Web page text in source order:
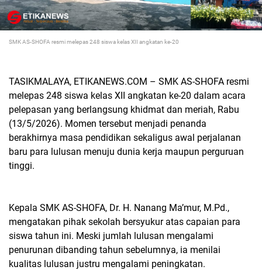
SMK AS-SHOFA resmi melepas 248 siswa kelas XII angkatan ke-20
TASIKMALAYA, ETIKANEWS.COM – SMK AS-SHOFA resmi
melepas 248 siswa kelas XII angkatan ke-20 dalam acara
pelepasan yang berlangsung khidmat dan meriah, Rabu
(13/5/2026). Momen tersebut menjadi penanda
berakhirnya masa pendidikan sekaligus awal perjalanan
baru para lulusan menuju dunia kerja maupun perguruan
tinggi.
Kepala SMK AS-SHOFA, Dr. H. Nanang Ma’mur, M.Pd.,
mengatakan pihak sekolah bersyukur atas capaian para
siswa tahun ini. Meski jumlah lulusan mengalami
penurunan dibanding tahun sebelumnya, ia menilai
kualitas lulusan justru mengalami peningkatan.